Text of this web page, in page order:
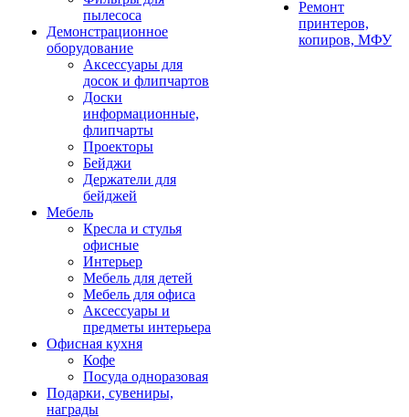
пылесоса
Демонстрационное
оборудование
Аксессуары для
досок и флипчартов
Доски
информационные,
флипчарты
Проекторы
Бейджи
Держатели для
бейджей
Мебель
Кресла и стулья
офисные
Интерьер
Мебель для детей
Мебель для офиса
Аксессуары и
предметы интерьера
Офисная кухня
Кофе
Посуда одноразовая
Подарки, сувениры,
награды
Ремонт
принтеров,
копиров, МФУ